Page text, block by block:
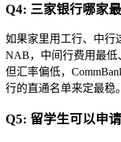
Q4: 三家银行哪家
如果家里用工行、中行
NAB，中间行费用最
但汇率偏低，
行的直通名单来定最稳。
Q5: 留学生可以申